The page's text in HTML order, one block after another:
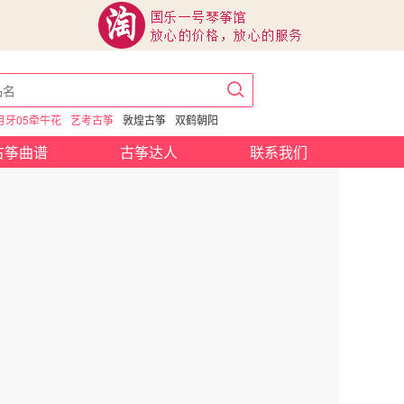
牙05牵牛花 艺考古筝 敦煌古筝 双鹤朝阳
筝曲谱 古筝达人 联系我们